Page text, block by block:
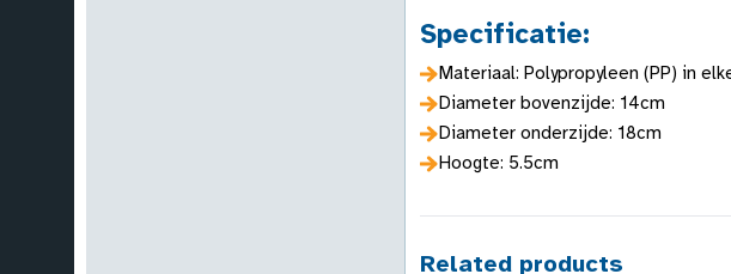
Specificatie:
Materiaal: Polypropyleen (PP) in
Diameter bovenzijde: 14cm
Diameter onderzijde: 18cm
Hoogte: 5.5cm
Related products